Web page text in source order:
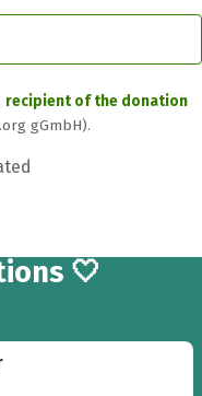
recipient of the donation
gGmbH).
🤍